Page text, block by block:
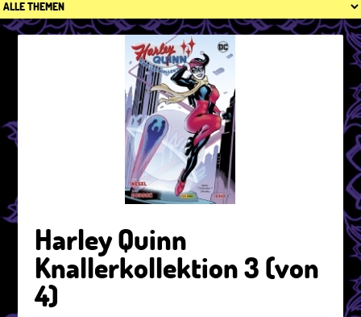
Harley Quinn
Knallerkollektion 3 (von
4)